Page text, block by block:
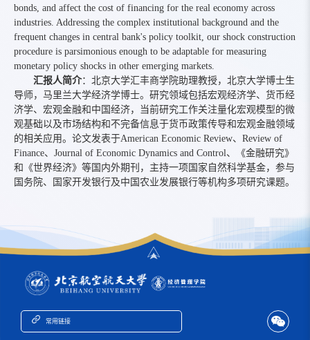
bonds, and affect the cost of financing for the real economy across
industries. Addressing the complex institutional background and the
frequent changes in central bank's policy toolkit, our shock construction
procedure is parsimonious enough to be adaptable for measuring
monetary policy shocks in other emerging markets.
汇报人简介：北京大学汇丰商学院助理教授，北京大学博士生
导师，马里兰大学经济学博士。研究领域包括宏观经济学、货币经
济学、宏观金融和中国经济，当前研究工作关注量化宏观模型的微
观基础以及市场结构和不完备信息于货币政策传导和宏观金融领域
的相关应用。论文发表于American Economic Review、Review of
Finance、Journal of Economic Dynamics and Control、《金融研究》
和《世界经济》等国内外期刊，主持一项国家自然科学基金，参与
国务院、国家开发银行及中国农业发展银行等机构多项研究课题。
常用链接